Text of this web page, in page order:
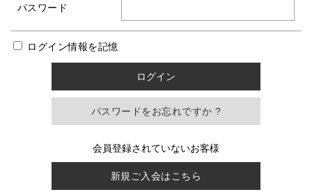
パスワード
ログイン情報を記憶
パスワードをお忘れですか ?
会員登録されていないお客様
新規ご入会はこちら